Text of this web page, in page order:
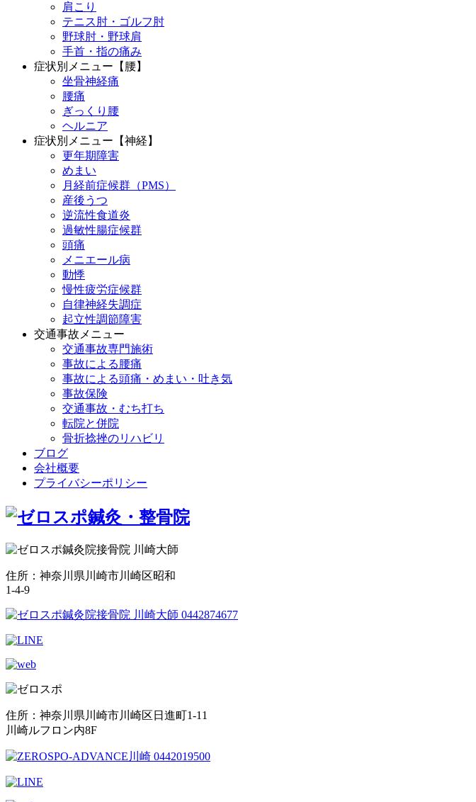
肩こり
テニス肘・ゴルフ肘
野球肘・野球肩
手首・指の痛み
症状別メニュー【腰】
坐骨神経痛
腰痛
ぎっくり腰
ヘルニア
症状別メニュー【神経】
更年期障害
めまい
月経前症候群（PMS）
産後うつ
逆流性食道炎
過敏性腸症候群
頭痛
メニエール病
動悸
慢性疲労症候群
自律神経失調症
起立性調節障害
交通事故メニュー
交通事故専門施術
事故による腰痛
事故による頭痛・めまい・吐き気
事故保険
交通事故・むち打ち
転院と併院
骨折捻挫のリハビリ
ブログ
会社概要
プライバシーポリシー
住所：神奈川県川崎市川崎区昭和
1-4-9
住所：神奈川県川崎市川崎区日進町1-11
川崎ルフロン内8F